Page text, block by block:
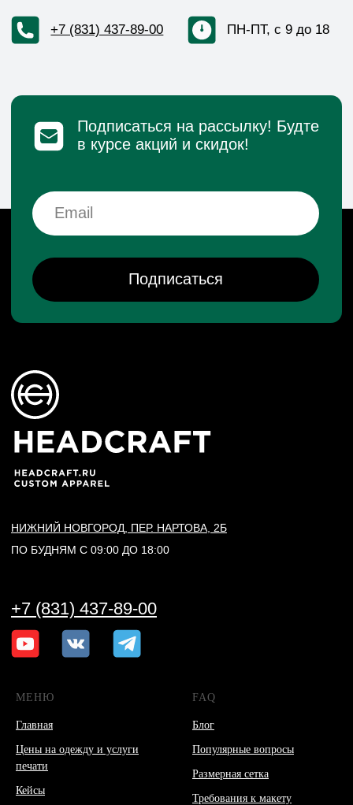
МЕНЮ
Главная
Цены на одежду и услуги
печати
Кейсы
FAQ
Блог
Популярные вопросы
Размерная сетка
Требования к макету
Согласие на обработку персональных данных
Договор оферты
Реквизиты
Политика конфиденциальности
положениями Статьи 437 (2) Гражданского кодекса РФ.